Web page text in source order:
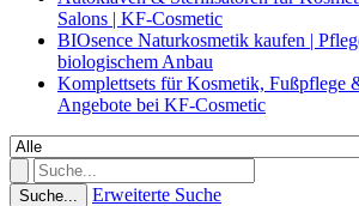
Salons | KF-Cosmetic
BIOsence Naturkosmetik kaufen |
biologischem Anbau
Komplettsets für Kosmetik, Fußpflege
Angebote bei KF-Cosmetic
Suche... Erweiterte Suche